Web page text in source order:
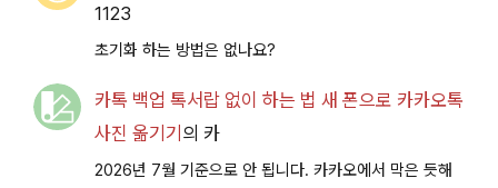
1123
초기화 하는 방법은 없나요?
카톡 백업 톡서랍 없이 하는 법 새 폰으로 카카오톡
사진 옮기기 의 카
2026년 7월 기준으로 안 됩니다. 카카오에서 막은 듯해